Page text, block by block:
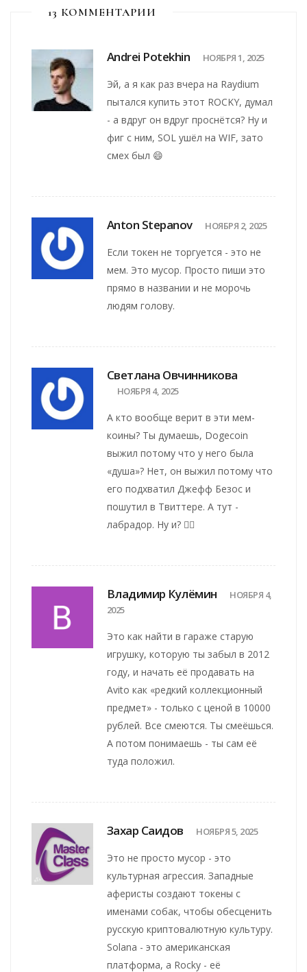
13 КОММЕНТАРИИ
Andrei Potekhin НОЯБРЯ 1, 2025
Эй, а я как раз вчера на Raydium
пытался купить этот ROCKY, думал
- а вдруг он вдруг проснётся? Ну и
фиг с ним, SOL ушёл на WIF, зато
смех был 😄
Anton Stepanov НОЯБРЯ 2, 2025
Если токен не торгуется - это не
мем. Это мусор. Просто пиши это
прямо в названии и не морочь
людям голову.
Светлана Овчинникова
НОЯБРЯ 4, 2025
А кто вообще верит в эти мем-
коины? Ты думаешь, Dogecoin
выжил потому что у него была
«душа»? Нет, он выжил потому что
его подхватил Джефф Безос и
пошутил в Твиттере. А тут -
лабрадор. Ну и? 🤷‍♀️
Владимир Кулёмин
НОЯБРЯ 4,
2025
Это как найти в гараже старую
игрушку, которую ты забыл в 2012
году, и начать её продавать на
Avito как «редкий коллекционный
предмет» - только с ценой в 10000
рублей. Все смеются. Ты смеёшься.
А потом понимаешь - ты сам её
туда положил.
Захар Саидов НОЯБРЯ 5, 2025
Это не просто мусор - это
культурная агрессия. Западные
аферисты создают токены с
именами собак, чтобы обесценить
русскую криптовалютную культуру.
Solana - это американская
платформа, а Rocky - её